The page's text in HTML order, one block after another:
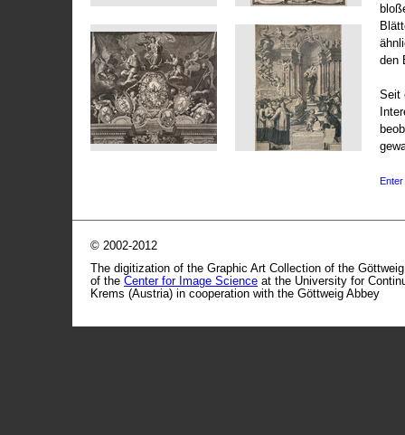
den
Seit
© 2002-2012
The digitization of the Graphic Art Collection of the
of the Center for Image Science at the University for
Krems (Austria) in cooperation with the Göttweig Abbey